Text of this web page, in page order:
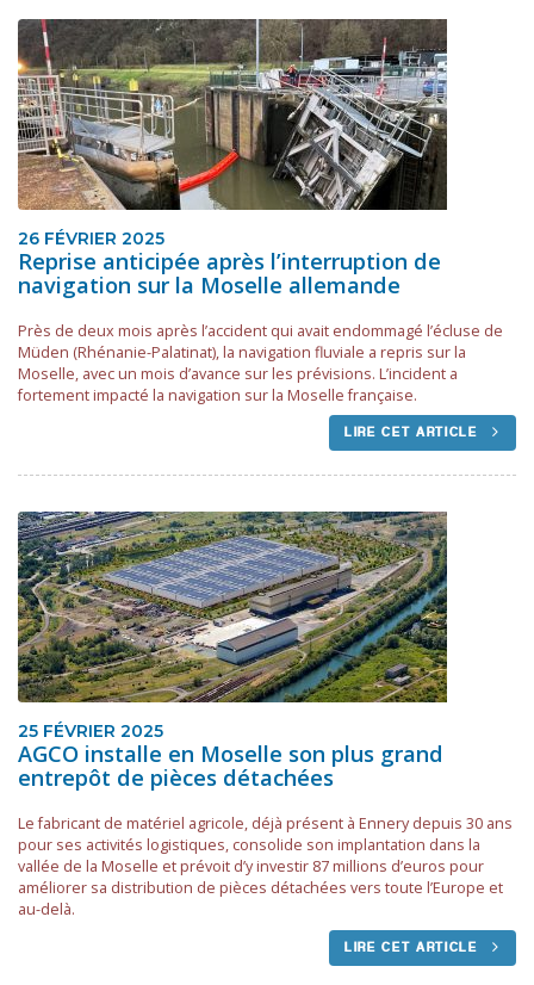
26 FÉVRIER 2025
Reprise anticipée après l’interruption de
navigation sur la Moselle allemande
Près de deux mois après l’accident qui avait endommagé l’écluse de
Müden (Rhénanie-Palatinat), la navigation fluviale a repris sur la
Moselle, avec un mois d’avance sur les prévisions. L’incident a
fortement impacté la navigation sur la Moselle française.
LIRE CET ARTICLE
25 FÉVRIER 2025
AGCO installe en Moselle son plus grand
entrepôt de pièces détachées
Le fabricant de matériel agricole, déjà présent à Ennery depuis 30 ans
pour ses activités logistiques, consolide son implantation dans la
vallée de la Moselle et prévoit d’y investir 87 millions d’euros pour
améliorer sa distribution de pièces détachées vers toute l’Europe et
au-delà.
LIRE CET ARTICLE